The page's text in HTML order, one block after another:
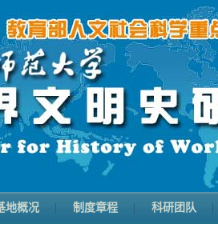
地概况 制度章程 科研团队